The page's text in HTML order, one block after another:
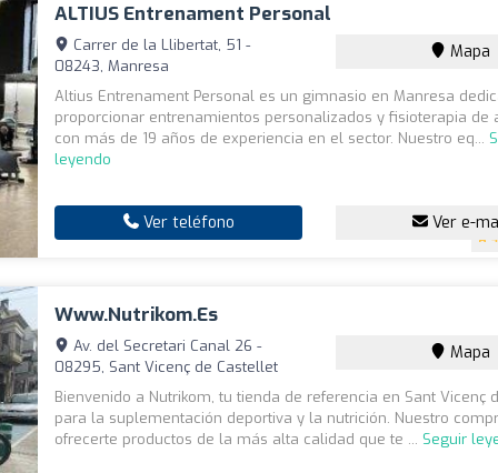
ALTIUS Entrenament Personal
Carrer de la Llibertat, 51 -
08243, Manresa
Mapa
Altius Entrenament Personal es un gimnasio en Manresa
proporcionar entrenamientos personalizados y fisioterapia de
con más de 19 años de experiencia en el sector. Nuestro eq...
leyendo
Ver teléfono Ver e-
Www.nutrikom.es
Av. del Secretari Canal 26 -
08295, Sant Vicenç de Castellet
Mapa
Bienvenido a Nutrikom, tu tienda de referencia en Sant Vicenç
para la suplementación deportiva y la nutrición. Nuestro
ofrecerte productos de la más alta calidad que te ... Seguir